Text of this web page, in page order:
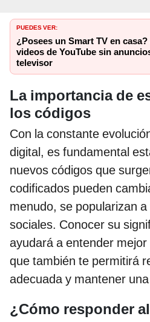
PUEDES VER:
¿Posees un Smart TV en
videos de YouTube sin
televisor
La importancia de
los códigos
Con la constante
digital, es fundamental
nuevos códigos que
codificados pueden
menudo, se popularizan
sociales. Conocer su
ayudará a entender
que también te permitirá
adecuada y mantener
¿Cómo responder